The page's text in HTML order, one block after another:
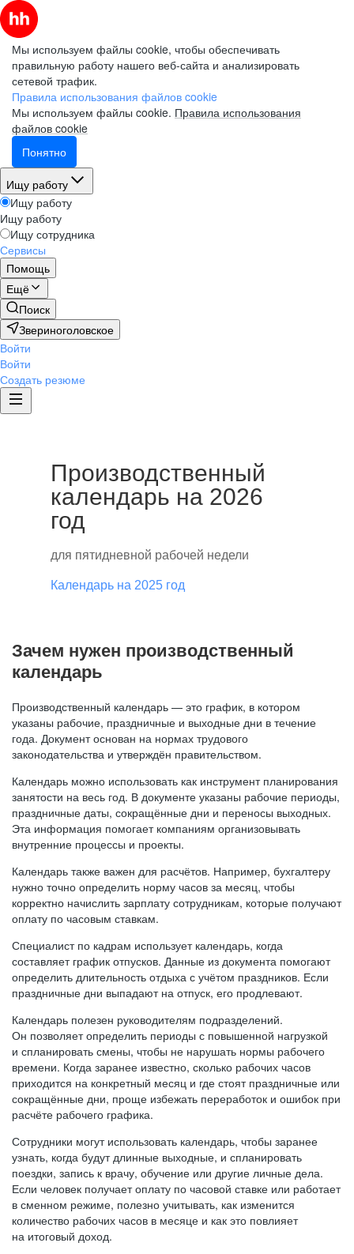
Мы используем файлы cookie, чтобы обеспечивать
правильную работу нашего веб-сайта и анализировать
сетевой трафик.
Правила использования файлов cookie
Мы используем файлы cookie. Правила использования
файлов cookie
Понятно
Ищу работу
Ищу работу
Ищу работу
Ищу сотрудника
Сервисы
Помощь
Ещё
Поиск
Звериноголовское
Войти
Войти
Создать резюме
Производственный
календарь на 2026
год
для пятидневной рабочей недели
Календарь на 2025 год
Зачем нужен производственный
календарь
Производственный календарь — это график, в котором
указаны рабочие, праздничные и выходные дни в течение
года. Документ основан на нормах трудового
законодательства и утверждён правительством.
Календарь можно использовать как инструмент планирования
занятости на весь год. В документе указаны рабочие периоды,
праздничные даты, сокращённые дни и переносы выходных.
Эта информация помогает компаниям организовывать
внутренние процессы и проекты.
Календарь также важен для расчётов. Например, бухгалтеру
нужно точно определить норму часов за месяц, чтобы
корректно начислить зарплату сотрудникам, которые получают
оплату по часовым ставкам.
Специалист по кадрам использует календарь, когда
составляет график отпусков. Данные из документа помогают
определить длительность отдыха с учётом праздников. Если
праздничные дни выпадают на отпуск, его продлевают.
Календарь полезен руководителям подразделений.
Он позволяет определить периоды с повышенной нагрузкой
и спланировать смены, чтобы не нарушать нормы рабочего
времени. Когда заранее известно, сколько рабочих часов
приходится на конкретный месяц и где стоят праздничные или
сокращённые дни, проще избежать переработок и ошибок при
расчёте рабочего графика.
Сотрудники могут использовать календарь, чтобы заранее
узнать, когда будут длинные выходные, и спланировать
поездки, запись к врачу, обучение или другие личные дела.
Если человек получает оплату по часовой ставке или работает
в сменном режиме, полезно учитывать, как изменится
количество рабочих часов в месяце и как это повлияет
на итоговый доход.